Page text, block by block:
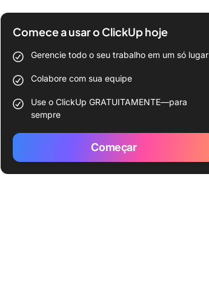
Comece a usar o ClickUp hoje
Gerencie todo o seu trabalho em um só lugar
Colabore com sua equipe
Use o ClickUp GRATUITAMENTE—para
sempre
Começar